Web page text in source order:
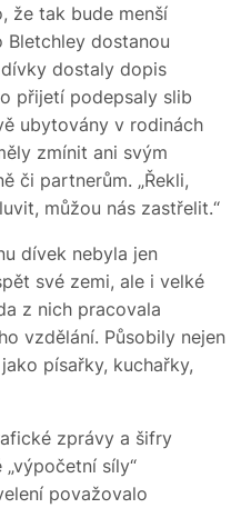
že tak bude menší
dostanou
dostaly dopis
přijetí podepsaly slib
ubytovány v rodinách
zmínit ani svým
či partnerům. „Řekli,
můžou nás zastřelit.“
dívek nebyla jen
své zemi, ale i velké
z nich pracovala
vzdělání. Působily nejen
písařky, kuchařky,
zprávy a šifry
síly“
považovalo